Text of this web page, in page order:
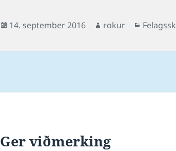
Posted
14. september 2016 Author
rokur
Ger viðmerking